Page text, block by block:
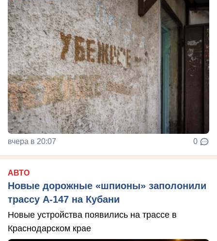
вчера в 20:07 0
АВТО
Новые дорожные «шпионы» заполонили
трассу А-147 на Кубани
Новые устройства появились на трассе в
Краснодарском крае